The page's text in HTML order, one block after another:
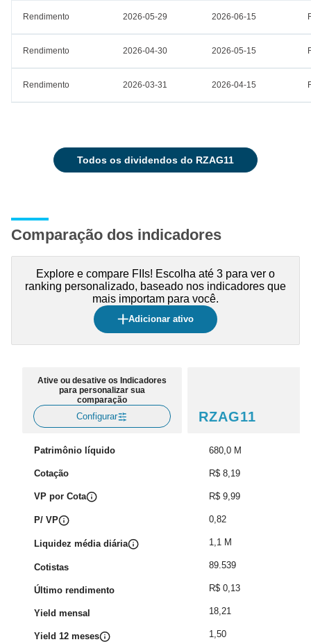
Rendimento 2026-05-29 2026-06-15
Rendimento 2026-04-30 2026-05-15
Rendimento 2026-03-31 2026-04-15
todos os dividendos do RZAG11
Comparação dos indicadores
Explore e compare FIIs! Escolha até 3 para ver o
ranking personalizado, baseado nos indicadores que
mais importam para você.
Adicionar ativo
Ative ou desative os Indicadores
para personalizar sua
comparação
Configurar
Patrimônio líquido
Cotação
VP por Cota
P/ VP
Liquidez média diária
Cotistas
Último rendimento
Yield mensal
Yield 12 meses
RZAG11
680,0 M
R$ 8,19
R$ 9,99
0,82
1,1 M
89.539
R$ 0,13
18,21
1,50